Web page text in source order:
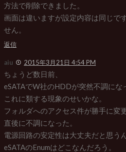
方法で削除できました。
画面は違いますが設定内容は同じで
せん。
返信
aiu 2015年3月21日 4:54 PM
ちょうど数日前、
eSATAでW社のHDDが突然不調にな
これに類する現象のせいかな。
フォルダへのアクセス件が勝手に変
直後に不調になった。
電源回路の安定性は大丈夫だと思う
eSATAのEnumはどこなんだろう。